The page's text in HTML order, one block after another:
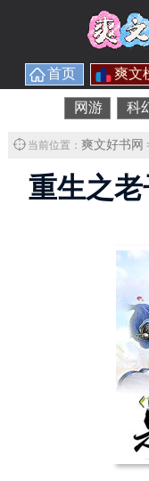
首页 爽文
网游 科
当前位置： 爽文好书网
重生之